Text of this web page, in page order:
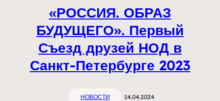
«РОССИЯ. ОБРАЗ
БУДУЩЕГО». Первый
Съезд друзей НОД в
Санкт-Петербурге 2023
НОВОСТИ 14.04.2024